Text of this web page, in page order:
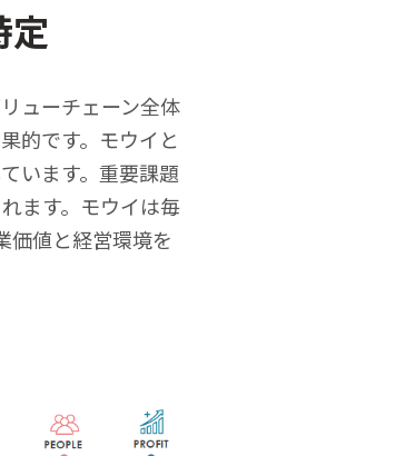
定
ューチェーン全体
的です。モウイと
います。重要課題
ます。モウイは毎
価値と経営環境を